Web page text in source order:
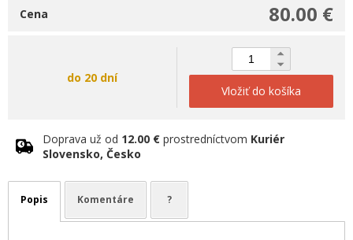
80.00 €
Cena
do 20 dní
Vložiť do košíka
Doprava už od 12.00 € prostredníctvom Kuriér
Slovensko, Česko
Popis Komentáre ?